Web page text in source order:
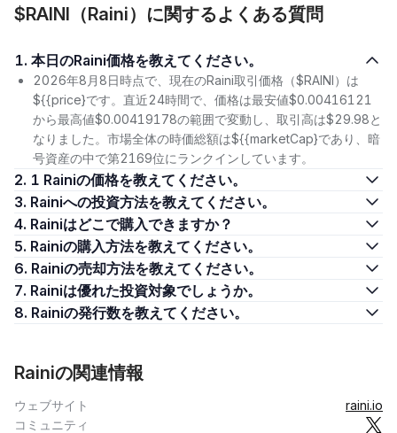
$RAINI（Raini）に関するよくある質問
1. 本日のRaini価格を教えてください。
2026年8月8日時点で、現在のRaini取引価格（$RAINI）は
${{price}です。直近24時間で、価格は最安値$0.00416121
から最高値$0.00419178の範囲で変動し、取引高は$29.98と
なりました。市場全体の時価総額は${{marketCap}であり、暗
号資産の中で第2169位にランクインしています。
2. 1 Rainiの価格を教えてください。
3. Rainiへの投資方法を教えてください。
4. Rainiはどこで購入できますか？
5. Rainiの購入方法を教えてください。
6. Rainiの売却方法を教えてください。
7. Rainiは優れた投資対象でしょうか。
8. Rainiの発行数を教えてください。
Rainiの関連情報
ウェブサイト
raini.io
コミュニティ